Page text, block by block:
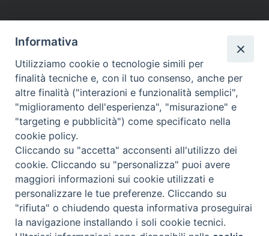
Diocesi di Assisi - Nocera Umbra - Gualdo
Tadino
P.zza Vescovado 3, 06081 Assisi (PG)
@2017
Informativa
Utilizziamo cookie o tecnologie simili per
finalità tecniche e, con il tuo consenso, anche per
altre finalità ("interazioni e funzionalità semplici",
"miglioramento dell'esperienza", "misurazione" e
"targeting e pubblicità") come specificato nella
cookie policy.
Cliccando su "accetta" acconsenti all'utilizzo dei
cookie. Cliccando su "personalizza" puoi avere
maggiori informazioni sui cookie utilizzati e
personalizzare le tue preferenze. Cliccando su
"rifiuta" o chiudendo questa informativa proseguirai
la navigazione installando i soli cookie tecnici.